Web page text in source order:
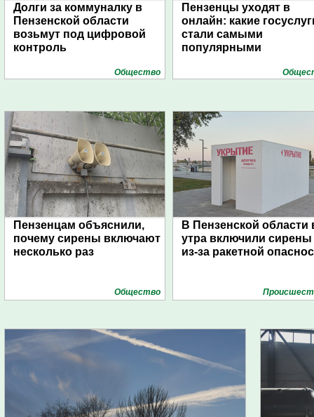
Долги за коммуналку в
Пензенской области
возьмут под цифровой
контроль
Общество
Пензенцы уходят в
онлайн: какие
стали самыми
популярными
Пензенцам объяснили,
почему сирены включают
несколько раз
Общество
В Пензенской области
утра включили сирены
из-за ракетной